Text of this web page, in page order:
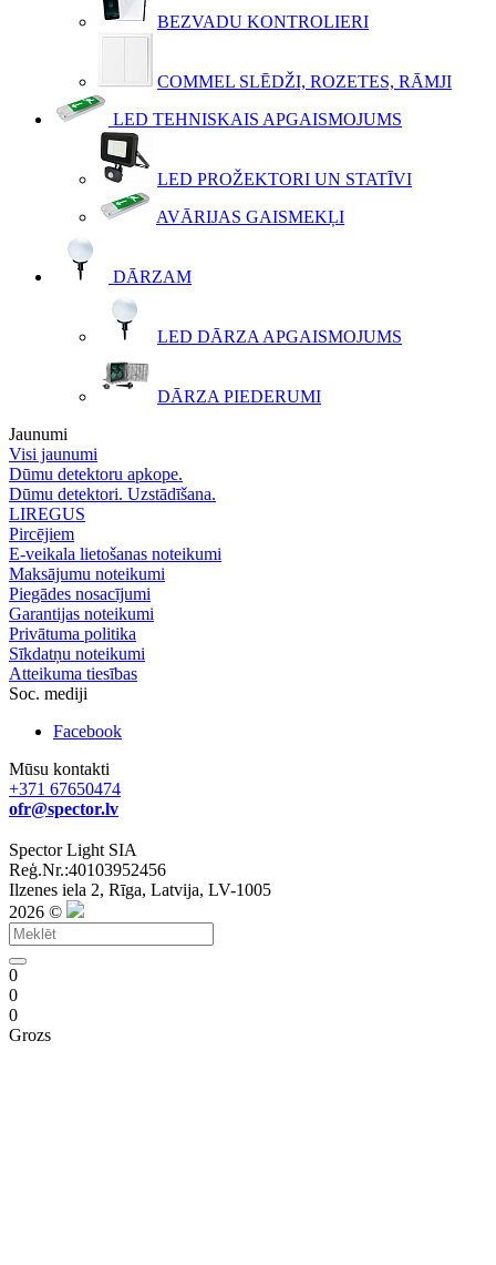
BEZVADU KONTROLIERI
COMMEL SLĒDŽI, ROZETES, RĀMJI
LED TEHNISKAIS APGAISMOJUMS
LED PROŽEKTORI UN STATĪVI
AVĀRIJAS GAISMEKĻI
DĀRZAM
LED DĀRZA APGAISMOJUMS
DĀRZA PIEDERUMI
Jaunumi
Visi jaunumi
Dūmu detektoru apkope.
Dūmu detektori. Uzstādīšana.
LIREGUS
Pircējiem
E-veikala lietošanas noteikumi
Maksājumu noteikumi
Piegādes nosacījumi
Garantijas noteikumi
Privātuma politika
Sīkdatņu noteikumi
Atteikuma tiesības
Soc. mediji
Facebook
Mūsu kontakti
+371 67650474
ofr@spector.lv
Spector Light SIA
Reģ.Nr.:40103952456
Ilzenes iela 2, Rīga, Latvija, LV-1005
2026 ©
0
0
0
Grozs